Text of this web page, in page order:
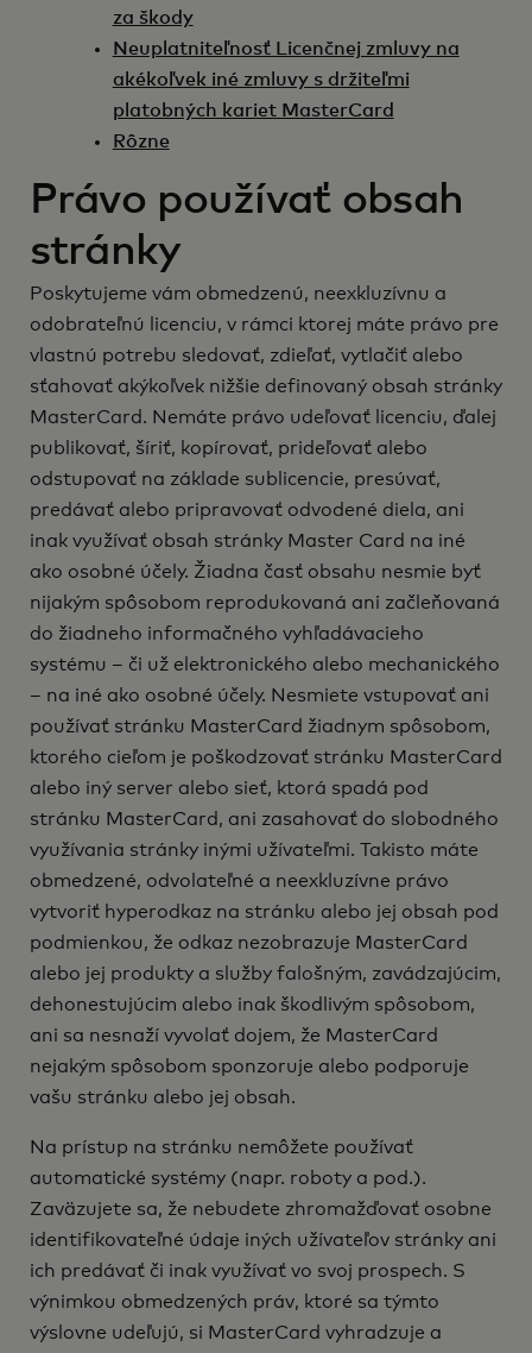
za škody
Neuplatniteľnosť Licenčnej zmluvy na
akékoľvek iné zmluvy s držiteľmi
platobných kariet MasterCard
Rôzne
Právo používať obsah
stránky
Poskytujeme vám obmedzenú, neexkluzívnu a
odobrateľnú licenciu, v rámci ktorej máte právo pre
vlastnú potrebu sledovať, zdieľať, vytlačiť alebo
sťahovať akýkoľvek nižšie definovaný obsah stránky
MasterCard. Nemáte právo udeľovať licenciu, ďalej
publikovať, šíriť, kopírovať, prideľovať alebo
odstupovať na základe sublicencie, presúvať,
predávať alebo pripravovať odvodené diela, ani
inak využívať obsah stránky Master Card na iné
ako osobné účely. Žiadna časť obsahu nesmie byť
nijakým spôsobom reprodukovaná ani začleňovaná
do žiadneho informačného vyhľadávacieho
systému – či už elektronického alebo mechanického
– na iné ako osobné účely. Nesmiete vstupovať ani
používať stránku MasterCard žiadnym spôsobom,
ktorého cieľom je poškodzovať stránku MasterCard
alebo iný server alebo sieť, ktorá spadá pod
stránku MasterCard, ani zasahovať do slobodného
využívania stránky inými užívateľmi. Takisto máte
obmedzené, odvolateľné a neexkluzívne právo
vytvoriť hyperodkaz na stránku alebo jej obsah pod
podmienkou, že odkaz nezobrazuje MasterCard
alebo jej produkty a služby falošným, zavádzajúcim,
dehonestujúcim alebo inak škodlivým spôsobom,
ani sa nesnaží vyvolať dojem, že MasterCard
nejakým spôsobom sponzoruje alebo podporuje
vašu stránku alebo jej obsah.
Na prístup na stránku nemôžete používať
automatické systémy (napr. roboty a pod.).
Zaväzujete sa, že nebudete zhromažďovať osobne
identifikovateľné údaje iných užívateľov stránky ani
ich predávať či inak využívať vo svoj prospech. S
výnimkou obmedzených práv, ktoré sa týmto
výslovne udeľujú, si MasterCard vyhradzuje a